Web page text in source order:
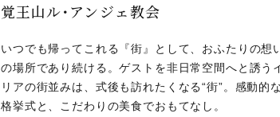
覚王山ル･アンジェ教会
いつでも帰ってこれる『街』として、おふたりの想
の場所であり続ける。ゲストを非日常空間へと誘う
リアの街並みは、式後も訪れたくなる“街”。感動的
格挙式と、こだわりの美食でおもてなし。